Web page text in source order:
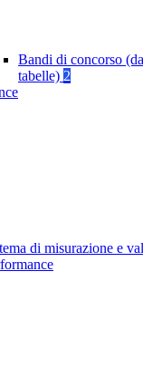
Bandi di concorso
tabelle) 2
di misurazione e